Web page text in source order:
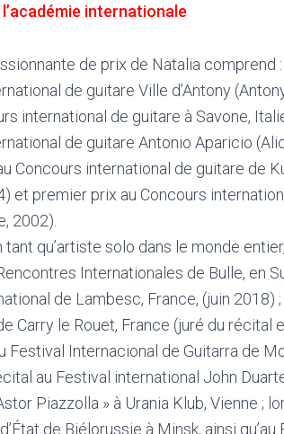
internationale
de prix de Natalia comprend
de guitare Ville d’Antony
international de guitare à Savone,
de guitare Antonio Aparicio
Concours international de guitare de
et premier prix au Concours
2002).
tant qu’artiste solo dans le monde
Internationales de Bulle, en
de Lambesc, France, (juin 2018)
Carry le Rouet, France (juré du récital
Festival Internacional de Guitarra de
au Festival international John
Piazzolla » à Urania Klub, Vienne ;
de Biélorussie à Minsk, ainsi